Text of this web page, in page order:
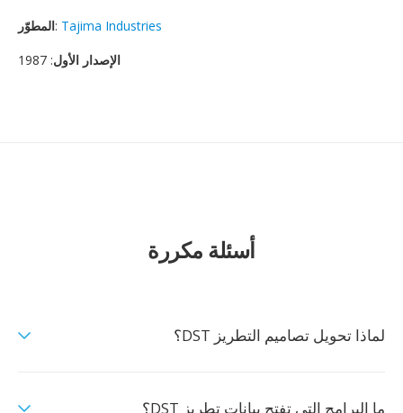
المطوّر: Tajima Industries
الإصدار الأول: 1987
أسئلة مكررة
لماذا تحويل تصاميم التطريز DST؟
ما البرامج التي تفتح بيانات تطريز DST؟